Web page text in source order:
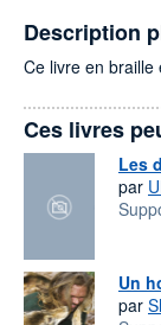
Description
Ce livre en braille
Ces livres
Les
par
Un
par